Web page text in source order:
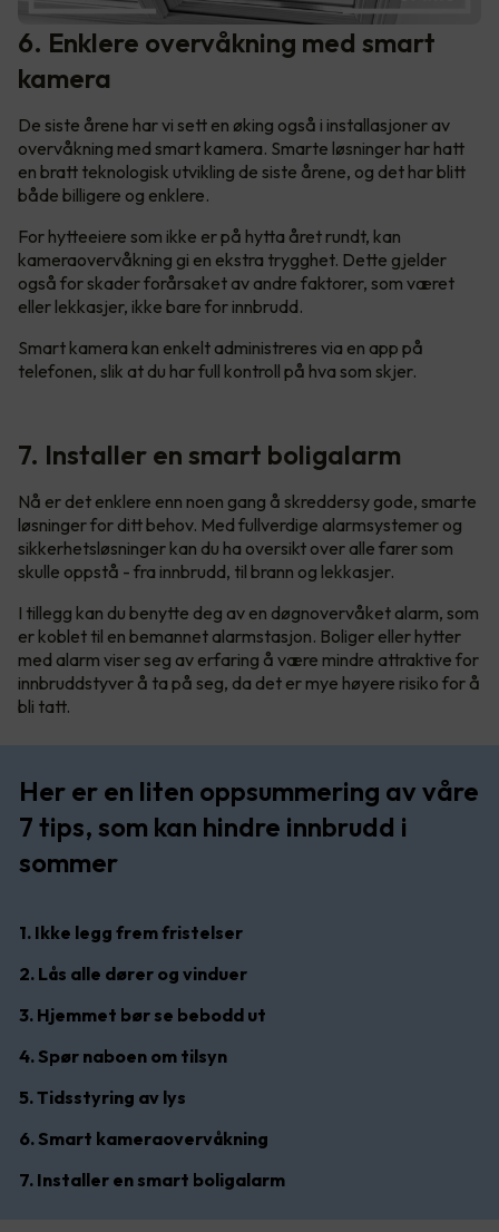
6. Enklere overvåkning med smart
kamera
De siste årene har vi sett en øking også i installasjoner av
overvåkning med smart kamera. Smarte løsninger har hatt
en bratt teknologisk utvikling de siste årene, og det har blitt
både billigere og enklere.
For hytteeiere som ikke er på hytta året rundt, kan
kameraovervåkning gi en ekstra trygghet. Dette gjelder
også for skader forårsaket av andre faktorer, som været
eller lekkasjer, ikke bare for innbrudd.
Smart kamera kan enkelt administreres via en app på
telefonen, slik at du har full kontroll på hva som skjer.
7. Installer en smart boligalarm
Nå er det enklere enn noen gang å skreddersy gode, smarte
løsninger for ditt behov. Med fullverdige alarmsystemer og
sikkerhetsløsninger kan du ha oversikt over alle farer som
skulle oppstå - fra innbrudd, til brann og lekkasjer.
I tillegg kan du benytte deg av en døgnovervåket alarm, som
er koblet til en bemannet alarmstasjon. Boliger eller hytter
med alarm viser seg av erfaring å være mindre attraktive for
innbruddstyver å ta på seg, da det er mye høyere risiko for å
bli tatt.
Her er en liten oppsummering av våre
7 tips, som kan hindre innbrudd i
sommer
1. Ikke legg frem fristelser
2. Lås alle dører og vinduer
3. Hjemmet bør se bebodd ut
4. Spør naboen om tilsyn
5. Tidsstyring av lys
6. Smart kameraovervåkning
7. Installer en smart boligalarm